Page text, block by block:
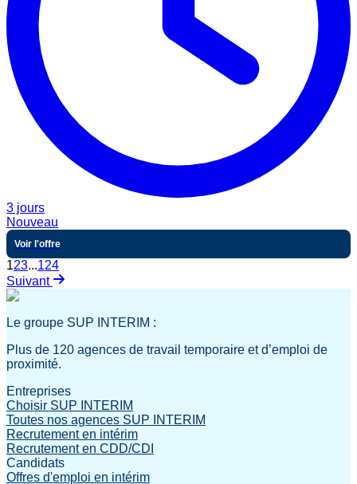
3 jours
Nouveau
Voir l'offre
123...124
Suivant
Le groupe SUP INTERIM :
Plus de 120 agences de travail temporaire et d’emploi de
proximité.
Entreprises
Choisir SUP INTERIM
Toutes nos agences SUP INTERIM
Recrutement en intérim
Recrutement en CDD/CDI
Candidats
Offres d'emploi en intérim